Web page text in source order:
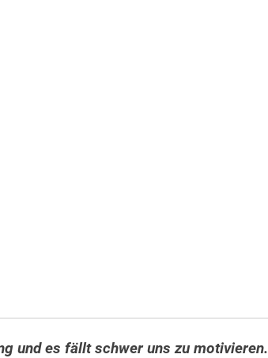
und es fällt schwer uns zu motivieren.